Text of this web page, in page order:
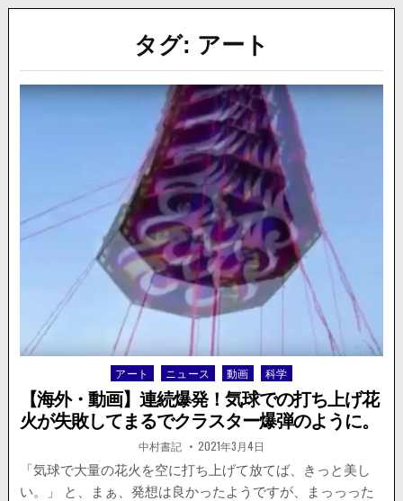
タグ: アート
Posted
in
アート ニュース 動画 科学
【海外・動画】連続爆発！気球での打ち上げ花
火が失敗してまるでクラスター爆弾のように。
著
者:
中村書記 掲
載
日：
2021年3月4日
「気球で大量の花火を空に打ち上げて放てば、きっと美し
い。」 と、まぁ、発想は良かったようですが、まっっった